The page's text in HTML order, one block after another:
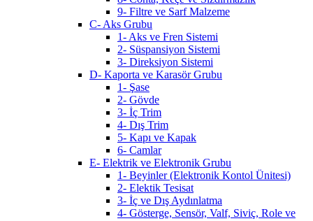
9- Filtre ve Sarf Malzeme
C- Aks Grubu
1- Aks ve Fren Sistemi
2- Süspansiyon Sistemi
3- Direksiyon Sistemi
D- Kaporta ve Karasör Grubu
1- Şase
2- Gövde
3- İç Trim
4- Dış Trim
5- Kapı ve Kapak
6- Camlar
E- Elektrik ve Elektronik Grubu
1- Beyinler (Elektronik Kontol Ünitesi)
2- Elektik Tesisat
3- İç ve Dış Aydınlatma
4- Gösterge, Sensör, Valf, Siviç, Role ve